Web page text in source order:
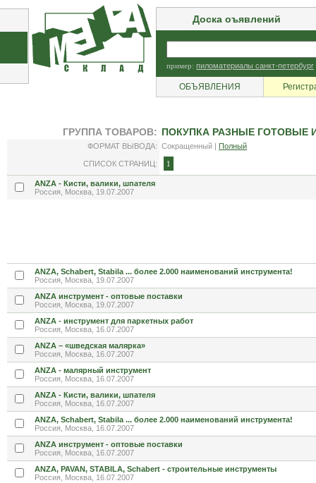
Доска оъявлений
пример: пиломатериалы санкт-петербург
ОБЪЯВЛЕНИЯ
ГРУППА ТОВАРОВ: ПОКУПКА РАЗНЫЕ ГОТОВЫЕ
ФОРМАТ ВЫВОДА: Сокращенный | Полный
СПИСОК СТРАНИЦ: 1
ANZA - Кисти, валики, шпателя
Россия, Москва, 19.07.2007
ANZA, Schabert, Stabila ... более 2.000 наименований инструмента!
Россия, Москва, 19.07.2007
ANZA инструмент - оптовые поставки
Россия, Москва, 19.07.2007
ANZA - инструмент для паркетных работ
Россия, Москва, 16.07.2007
ANZA – «шведская малярка»
Россия, Москва, 16.07.2007
ANZA - малярный инструмент
Россия, Москва, 16.07.2007
ANZA - Кисти, валики, шпателя
Россия, Москва, 16.07.2007
ANZA, Schabert, Stabila ... более 2.000 наименований инструмента!
Россия, Москва, 16.07.2007
ANZA инструмент - оптовые поставки
Россия, Москва, 16.07.2007
ANZA, PAVAN, STABILA, Schabert - строительные инструменты
Россия, Москва, 16.07.2007